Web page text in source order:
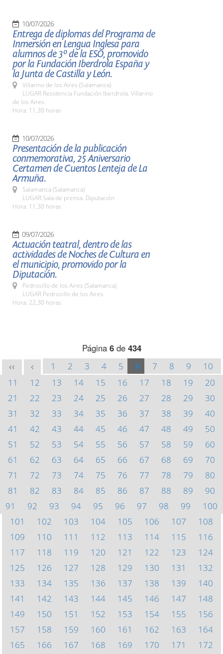
10/07/2026
Entrega de diplomas del Programa de
Inmersión en Lengua Inglesa para
alumnos de 3º de la ESO, promovido
por la Fundación Iberdrola España y
la Junta de Castilla y León.
Villarino de los Aires (Salamanca)
LUGAR Residencia Fundación Iberdrola. Villarino
de los Aires.
Hora: 11,30 horas
10/07/2026
Presentación de la publicación
conmemorativa, 25 Aniversario
Certamen de Cuentos Lenteja de La
Armuña.
Salamanca (Salamanca)
LUGAR Sala de prensa. Diputación
Hora: 11,30 horas
09/07/2026
Actuación teatral, dentro de las
actividades de Noches de Cultura en
el municipio, promovido por la
Diputación.
Pedrosillo de los Aires (Salamanca)
LUGAR Pedrosillo de los Aires
Hora: 22,30 horas
Página 6de 434
<< < 1 2 3 4 5 6 7 8 9
10
11
12 13 14 15 16 17 18 19
20
21
22 23 24 25 26 27 28 29
30
31
32 33 34 35 36 37 38 39
40
41
42 43 44 45 46 47 48 49
50
51
52 53 54 55 56 57 58 59
60
61
62 63 64 65 66 67 68 69
70
71
72 73 74 75 76 77 78 79
80
81
82 83 84 85 86 87 88 89
90
91
92 93 94 95 96 97 98 99
100
101
102 103 104 105 106 107
108
109
110 111 112 113 114 115
116
117
118 119 120 121 122 123
124
125
126 127 128 129 130 131
132
133
134 135 136 137 138 139
140
141
142 143 144 145 146 147
148
149
150 151 152 153 154 155
156
157
158 159 160 161 162 163
164
165
166 167 168 169 170 171
172